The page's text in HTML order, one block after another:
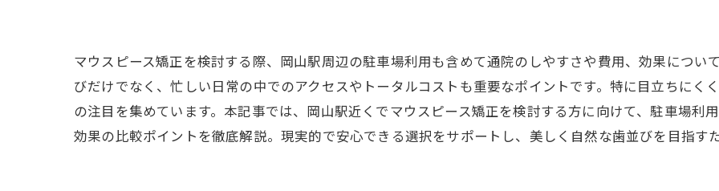
マウスピース矯正を検討する際、岡山駅周辺の駐車場利用も含めて通院のしやすさや費用、効果につい
びだけでなく、忙しい日常の中でのアクセスやトータルコストも重要なポイントです。特に目立ちにく
の注目を集めています。本記事では、岡山駅近くでマウスピース矯正を検討する方に向けて、駐車場利
効果の比較ポイントを徹底解説。現実的で安心できる選択をサポートし、美しく自然な歯並びを目指す